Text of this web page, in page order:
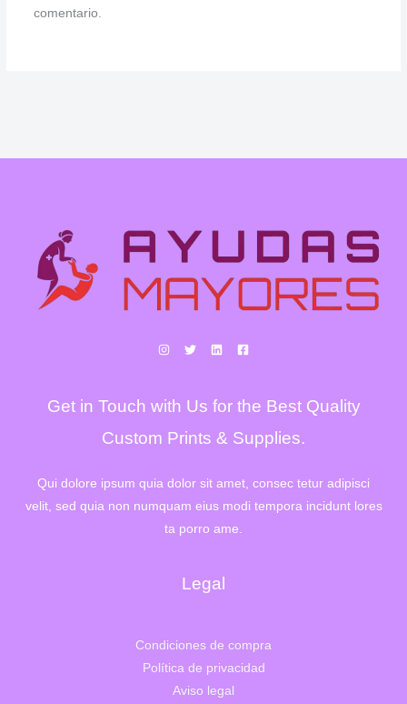
comentario.
Get in Touch with Us for the Best Quality
Custom Prints & Supplies.
Qui dolore ipsum quia dolor sit amet, consec tetur adipisci
velit, sed quia non numquam eius modi tempora incidunt lores
ta porro ame.
Legal
Condiciones de compra
Política de privacidad
Aviso legal